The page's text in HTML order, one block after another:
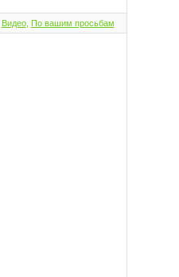
Видео, По вашим просьбам